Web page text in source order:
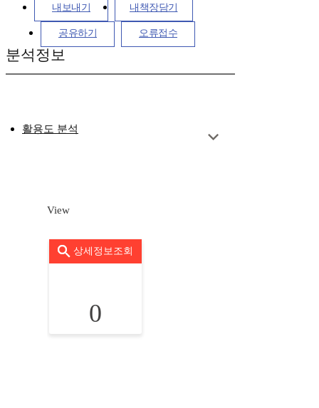
내보내기 내책장담기
공유하기 오류접수
분석정보
활용도 분석
View
상세정보조회
0